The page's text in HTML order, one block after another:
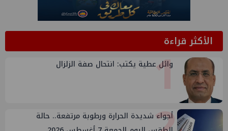
الأكثر قراءة1
وائل عطية يكتب: انتحال صفة الزلزال
أجواء شديدة الحرارة ورطوبة مرتفعة.. حالة